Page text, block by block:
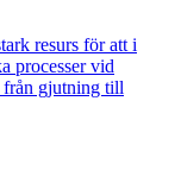
resurs för att i
processer vid
från gjutning till